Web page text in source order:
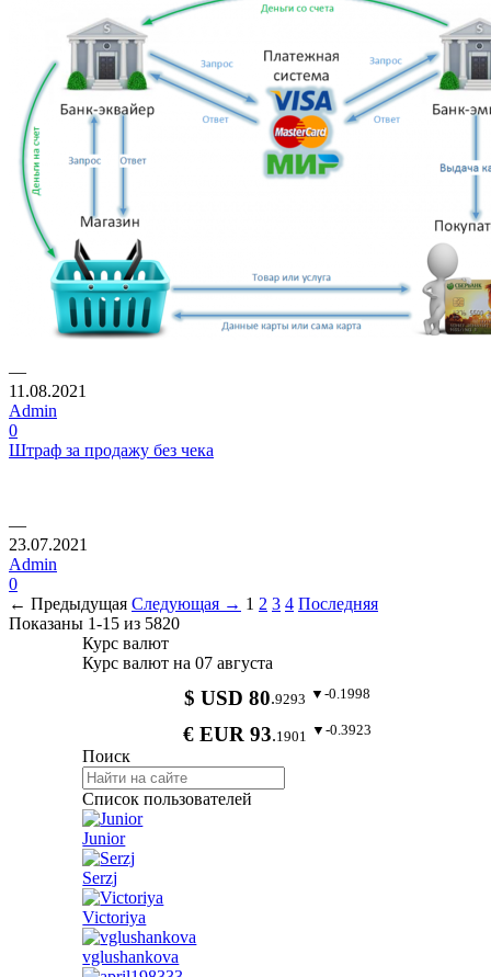
—
11.08.2021
Admin
0
Штраф за продажу без чека
—
23.07.2021
Admin
0
← Предыдущая Следующая → 1 2 3 4 Последняя
Показаны 1-15 из 5820
Курс валют
Курс валют на 07 августа
$ USD 80.9293 ▼-0.1998
€ EUR 93.1901 ▼-0.3923
Поиск
Список пользователей
Junior
Serzj
Victoriya
vglushankova